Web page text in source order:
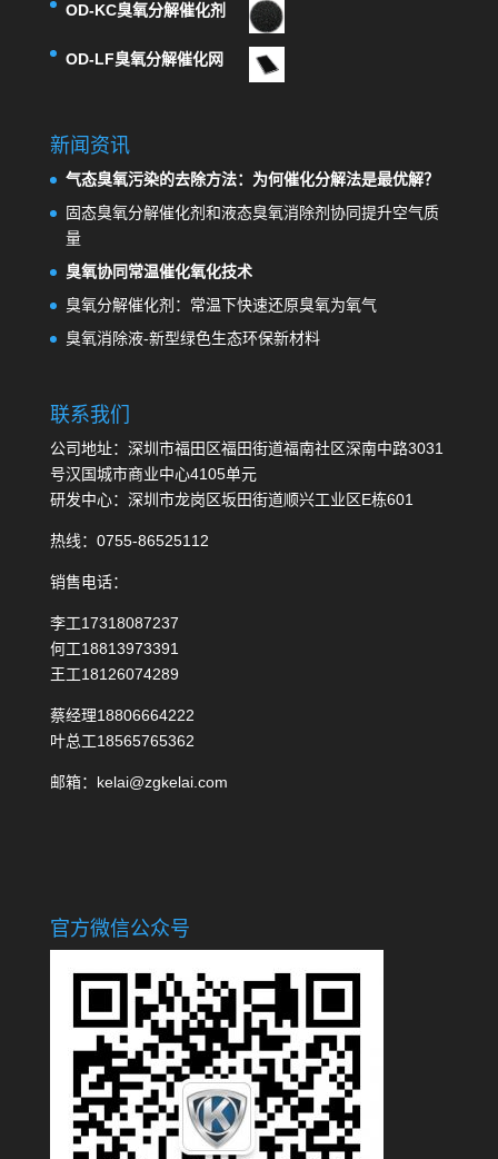
OD-KC臭氧分解催化剂
OD-LF臭氧分解催化网
新闻资讯
气态臭氧污染的去除方法：为何催化分解法是最优解？
固态臭氧分解催化剂和液态臭氧消除剂协同提升空气质
量
臭氧协同常温催化氧化技术
臭氧分解催化剂：常温下快速还原臭氧为氧气
臭氧消除液-新型绿色生态环保新材料
联系我们
公司地址：深圳市福田区福田街道福南社区深南中路3031
号汉国城市商业中心4105单元
研发中心：深圳市龙岗区坂田街道顺兴工业区E栋601
热线：0755-86525112
销售电话：
李工17318087237
何工18813973391
王工18126074289
蔡经理18806664222
叶总工18565765362
邮箱：kelai@zgkelai.com
官方微信公众号